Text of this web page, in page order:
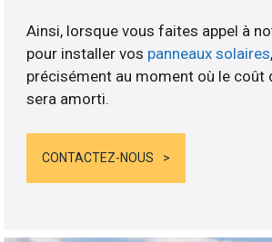
Ainsi, lorsque vous faites appel à
pour installer vos panneaux solaires
précisément au moment où le coût
sera amorti.
CONTACTEZ-NOUS